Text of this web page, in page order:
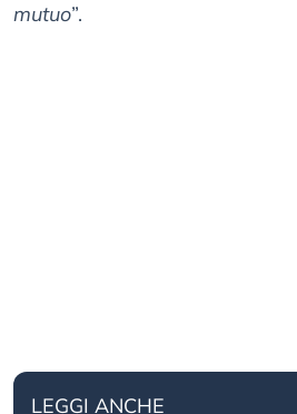
mutuo”.
LEGGI ANCHE